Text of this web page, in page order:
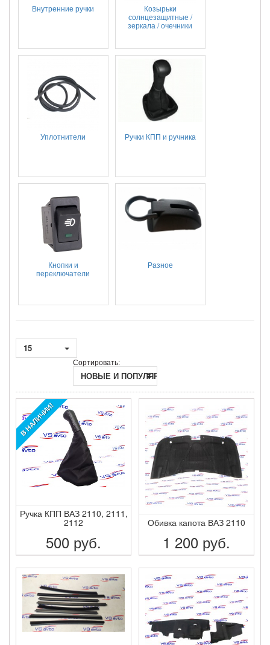
Внутренние ручки
Козырьки
солнцезащитные /
зеркала / очечники
Уплотнители Ручки КПП и ручника
Кнопки и
переключатели
Разное
15
Сортировать:
НОВЫЕ И ПОПУЛЯРНЫЕ
В НАЛИЧИИ!
Ручка КПП ВАЗ 2110, 2111,
2112
500 руб.
ПОДРОБНЕЕ
Обивка капота ВАЗ 2110
1 200 руб.
ПОДРОБНЕЕ